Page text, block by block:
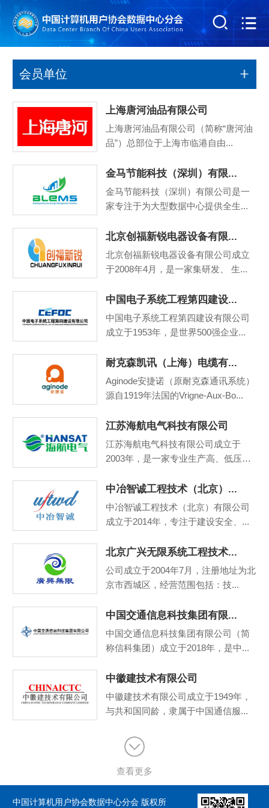
会员单位
上海唐河油品有限公司
上海唐河油品有限公司（简称“唐河油
品”）总部位于上海市临港自由...
金马节能科技（深圳）有限...
金马节能科技（深圳）有限公司是一
家专注于为大型数据中心提供全生...
北京创福新锐电器设备有限...
北京创福新锐电器设备有限公司成立
于2008年4月，是一家集研发、 生...
中国电子系统工程第四建设...
中国电子系统工程第四建设有限公司
成立于1953年，是世界500强企业...
耐克森凯讯（上海）电缆有...
Aginode安捷诺（原耐克森通讯系统）
源自1919年法国的Vrigne-Aux-Bo...
江苏海航电气科技有限公司
江苏海航电气科技有限公司成立于
2003年，是一家专业生产高、低压
中冶智诚工程技术（北京）...
中冶智诚工程技术（北京）有限公司
成立于2014年，专注于建设安全、...
北京广兴无限系统工程技术...
公司成立于2004年7月，注册地址为北
京市西城区，经营范围包括：技...
中国交通信息科技集团有限...
中国交通信息科技集团有限公司（简
称信科集团）成立于2018年，是中...
中徽建技术有限公司
中徽建技术有限公司成立于1949年，
与共和国同龄，隶属于中国通信服...
查看更多
中国计算机用户协会数据中心分会 版权所